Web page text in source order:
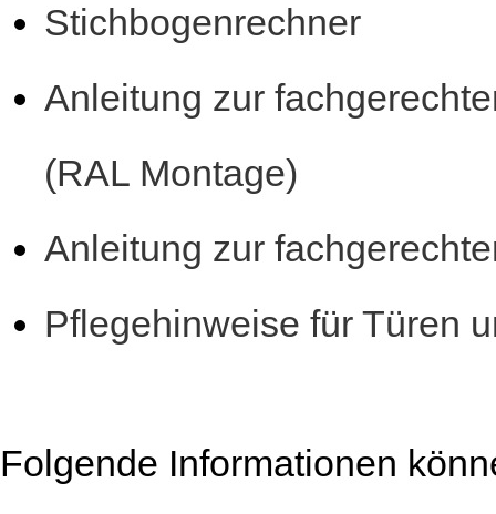
Stichbogenrechner
Anleitung zur
(RAL Montage)
Anleitung zur
Pflegehinweise für Türen
Folgende Informationen